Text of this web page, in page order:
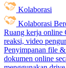
Kolaborasi
Kolaborasi
Ruang kerja online
reaksi, video
Penyimpanan file
dokumen online